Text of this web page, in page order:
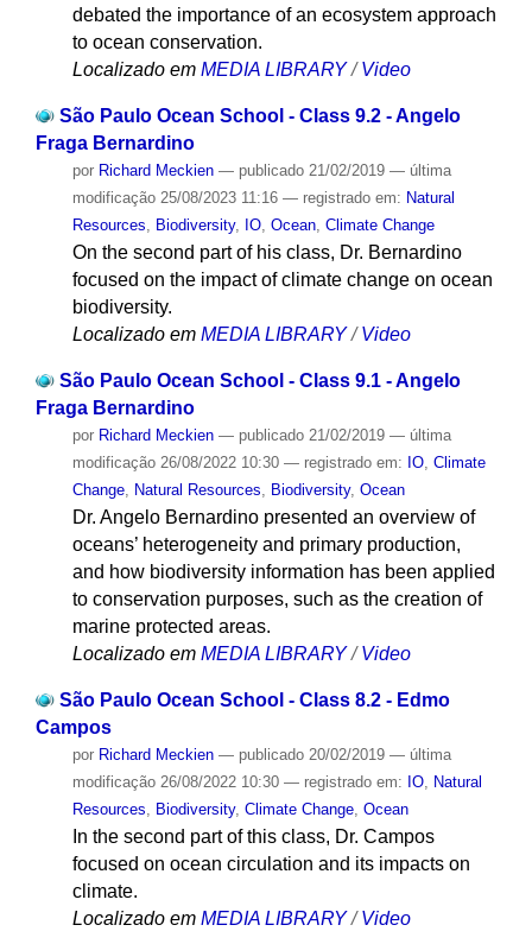
debated the importance of an ecosystem approach
to ocean conservation.
Localizado em MEDIA LIBRARY / Video
São Paulo Ocean School - Class 9.2 - Angelo
Fraga Bernardino
por Richard Meckien — publicado21/02/2019 — última
modificação25/08/2023 11:16 — registrado em: Natural
Resources, Biodiversity, IO, Ocean, Climate Change
On the second part of his class, Dr. Bernardino
focused on the impact of climate change on ocean
biodiversity.
Localizado em MEDIA LIBRARY /Video
São Paulo Ocean School - Class 9.1 - Angelo
Fraga Bernardino
por Richard Meckien — publicado21/02/2019 — última
modificação26/08/2022 10:30 — registrado em: IO, Climate
Change, Natural Resources Biodiversity, Ocean
Dr. Angelo Bernardino presented an overview of
oceans’ heterogeneity and primary production,
and how biodiversity information has been applied
to conservation purposes, such as the creation of
marine protected areas.
Localizado em MEDIA LIBRARY /Video
São Paulo Ocean School - Class 8.2 - Edmo
Campos
por Richard Meckien — publicado20/02/2019 — última
modificação26/08/2022 10:30 — registrado em: IO, Natural
Resources
Biodiversity, Climate Change, Ocean
In the second part of this class, Dr. Campos
focused on ocean circulation and its impacts on
climate.
Localizado em MEDIA LIBRARY /Video